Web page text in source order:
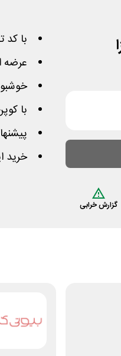
گزارش خرابی
با کد
عرضه
با کوپن 80 هزار تومان روی کل صورتحساب
پیشنهاد
خرید